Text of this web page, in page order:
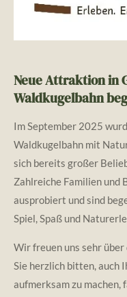
Neue Attraktion in
Waldkugelbahn
Im September 2025
Waldkugelbahn mit
sich bereits großer
Zahlreiche Familien und
ausprobiert und sind
Spiel, Spaß und
Wir freuen uns sehr
Sie herzlich bitten, auch
aufmerksam zu machen,